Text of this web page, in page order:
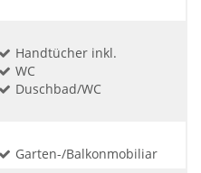
Handtücher inkl.
WC
Duschbad/WC
Garten-/Balkonmobiliar